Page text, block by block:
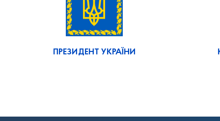
ПРЕЗИДЕНТ УКРАЇНИ